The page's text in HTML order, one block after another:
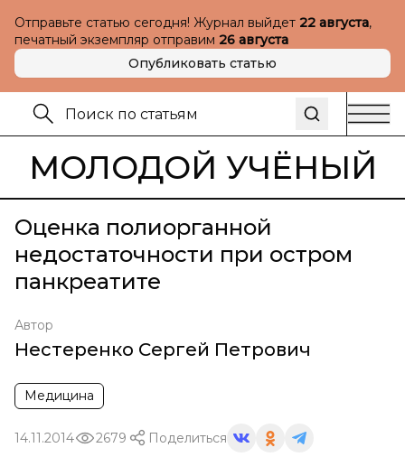
Отправьте статью сегодня! Журнал выйдет 22 августа,
печатный экземпляр отправим 26 августа
Опубликовать статью
МОЛОДОЙ УЧЁНЫЙ
Оценка полиорганной
недостаточности при остром
панкреатите
Автор
Нестеренко Сергей Петрович
Медицина
14.11.2014 2679 Поделиться